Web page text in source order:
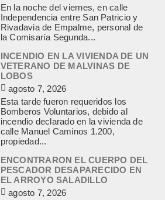
En la noche del viernes, en calle
Independencia entre San Patricio y
Rivadavia de Empalme, personal de
la Comisaría Segunda...
INCENDIO EN LA VIVIENDA DE UN
VETERANO DE MALVINAS DE
LOBOS
agosto 7, 2026
Esta tarde fueron requeridos los
Bomberos Voluntarios, debido al
incendio declarado en la vivienda de
calle Manuel Caminos 1.200,
propiedad...
ENCONTRARON EL CUERPO DEL
PESCADOR DESAPARECIDO EN
EL ARROYO SALADILLO
agosto 7, 2026